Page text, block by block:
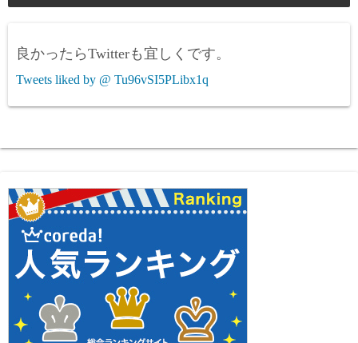
良かったらTwitterも宜しくです。
Tweets liked by @ Tu96vSI5PLibx1q